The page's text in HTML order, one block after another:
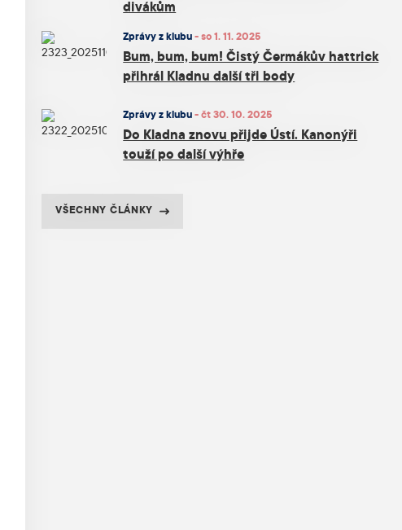
divákům
Zprávy z klubu -so 1. 11. 2025
Bum, bum, bum! Čistý Čermákův hattrick
přihrál Kladnu další tři body
Zprávy z klubu -čt 30. 10. 2025
Do Kladna znovu přijde Ústí. Kanonýři
touží po další výhře
VŠECHNY ČLÁNKY